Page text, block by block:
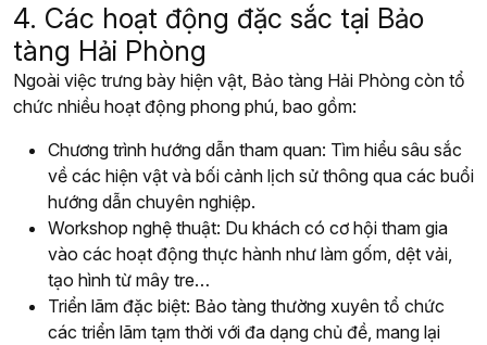
4. Các hoạt động đặc sắc tại Bảo
tàng Hải Phòng
Ngoài việc trưng bày hiện vật, Bảo tàng Hải Phòng còn tổ
chức nhiều hoạt động phong phú, bao gồm:
Chương trình hướng dẫn tham quan: Tìm hiểu sâu sắc
về các hiện vật và bối cảnh lịch sử thông qua các buổi
hướng dẫn chuyên nghiệp.
Workshop nghệ thuật: Du khách có cơ hội tham gia
vào các hoạt động thực hành như làm gốm, dệt vải,
tạo hình từ mây tre…
Triển lãm đặc biệt: Bảo tàng thường xuyên tổ chức
các triển lãm tạm thời với đa dạng chủ đề, mang lại